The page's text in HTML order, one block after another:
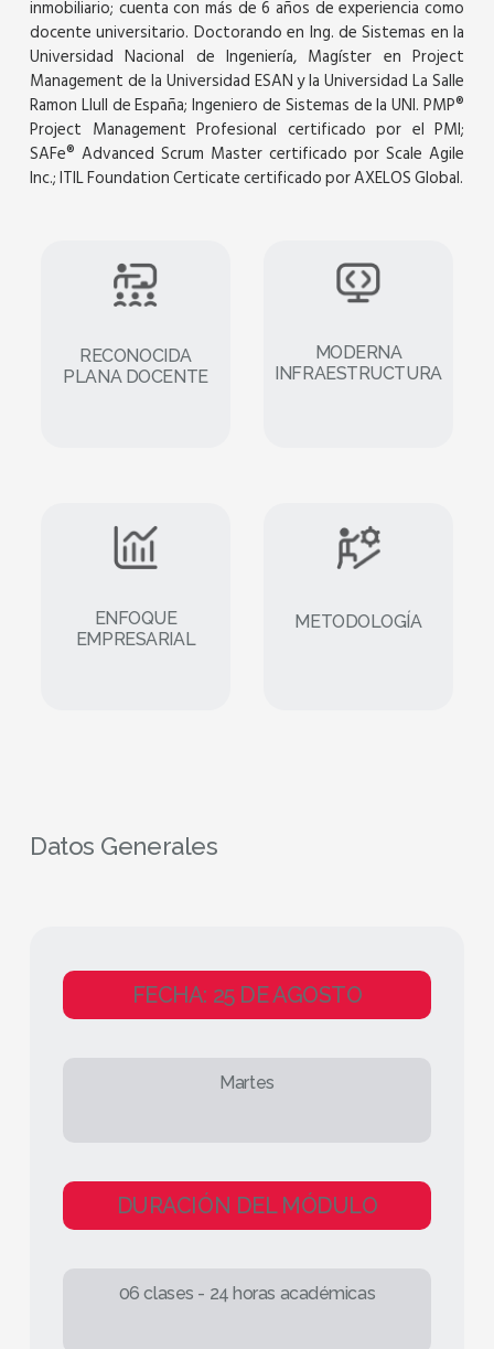
inmobiliario; cuenta con más de 6 años de experiencia como
docente universitario. Doctorando en Ing. de Sistemas en la
Universidad Nacional de Ingeniería, Magíster en Project
Management de la Universidad ESAN y la Universidad La Salle
Ramon Llull de España; Ingeniero de Sistemas de la UNI. PMP®
Project Management Profesional certificado por el PMI;
SAFe® Advanced Scrum Master certificado por Scale Agile
Inc.; ITIL Foundation Certicate certificado por AXELOS Global.
RECONOCIDA
PLANA DOCENTE
MODERNA
INFRAESTRUCTURA
ENFOQUE
EMPRESARIAL
METODOLOGÍA
Datos Generales
FECHA: 25 DE AGOSTO
Martes
DURACIÓN DEL MÓDULO
06 clases - 24 horas académicas